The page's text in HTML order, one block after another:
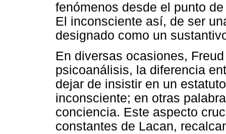
fenómenos desde el punto
El inconsciente así, de ser
designado como un
En diversas ocasiones,
psicoanálisis, la diferencia
dejar de insistir en un
inconsciente; en otras
conciencia. Este aspecto
constantes de Lacan,